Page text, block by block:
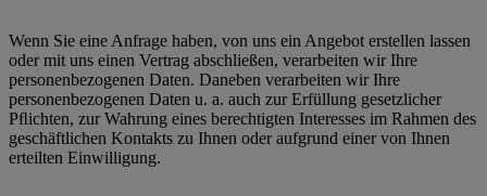
Wenn Sie eine Anfrage haben, von uns ein Angebot erstellen lassen
oder mit uns einen Vertrag abschließen, verarbeiten wir Ihre
personenbezogenen Daten. Daneben verarbeiten wir Ihre
personenbezogenen Daten u. a. auch zur Erfüllung gesetzlicher
Pﬂichten, zur Wahrung eines berechtigten Interesses im Rahmen des
geschäftlichen Kontakts zu Ihnen oder aufgrund einer von Ihnen
erteilten Einwilligung.